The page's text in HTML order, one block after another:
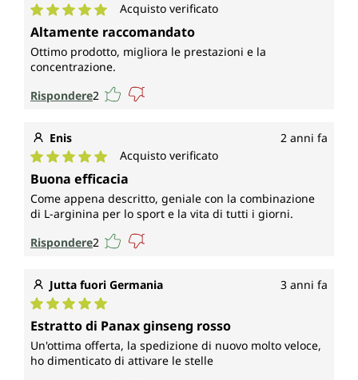
Valutazione media di 5 su 5 stelle
Acquisto verificato
Altamente raccomandato
Ottimo prodotto, migliora le prestazioni e la
concentrazione.
Rispondere2
Enis 2 anni fa
Valutazione media di 5 su 5 stelle
Acquisto verificato
Buona efficacia
Come appena descritto, geniale con la combinazione
di L-arginina per lo sport e la vita di tutti i giorni.
Rispondere2
Jutta fuori Germania 3 anni fa
Valutazione media di 5 su 5 stelle
Estratto di Panax ginseng rosso
Un'ottima offerta, la spedizione di nuovo molto veloce,
ho dimenticato di attivare le stelle